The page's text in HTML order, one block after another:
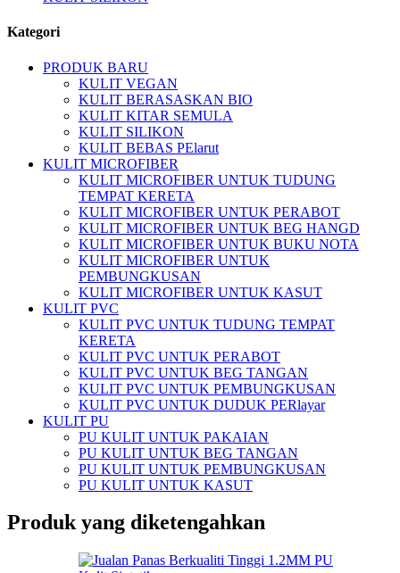
Kategori
PRODUK BARU
KULIT VEGAN
KULIT BERASASKAN BIO
KULIT KITAR SEMULA
KULIT SILIKON
KULIT BEBAS PElarut
KULIT MICROFIBER
KULIT MICROFIBER UNTUK TUDUNG
TEMPAT KERETA
KULIT MICROFIBER UNTUK PERABOT
KULIT MICROFIBER UNTUK BEG HANGD
KULIT MICROFIBER UNTUK BUKU NOTA
KULIT MICROFIBER UNTUK
PEMBUNGKUSAN
KULIT MICROFIBER UNTUK KASUT
KULIT PVC
KULIT PVC UNTUK TUDUNG TEMPAT
KERETA
KULIT PVC UNTUK PERABOT
KULIT PVC UNTUK BEG TANGAN
KULIT PVC UNTUK PEMBUNGKUSAN
KULIT PVC UNTUK DUDUK PERlayar
KULIT PU
PU KULIT UNTUK PAKAIAN
PU KULIT UNTUK BEG TANGAN
PU KULIT UNTUK PEMBUNGKUSAN
PU KULIT UNTUK KASUT
Produk yang diketengahkan